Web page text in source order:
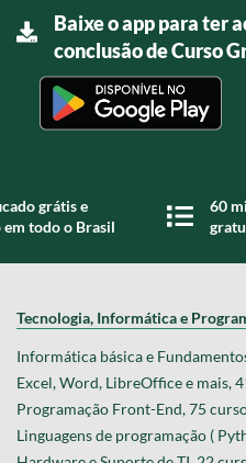
Baixe o app para ter
conclusão de Curso
grátis e
todo o Brasil
60
Tecnologia, Informática e
Informática básica e
Excel, Word, LibreOffice e mais,
Programação Front-End, 75
Linguagens de programação (